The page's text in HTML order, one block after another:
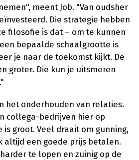
meent Job. "Van oudsher
Die strategie hebben
filosofie is dat – om te kunnen
bepaalde schaalgrootte is
je naar de toekomst kijkt. De
groter. Die kun je uitsmeren
het onderhouden van relaties.
collega-bedrijven hier op
is groot. Veel draait om gunning,
altijd een goede prijs betalen.
te lopen en zuinig op de